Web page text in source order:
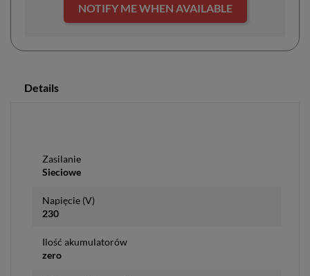
NOTIFY ME WHEN AVAILABLE
Details
Zasilanie
Sieciowe
Napięcie (V)
230
Ilość akumulatorów
zero